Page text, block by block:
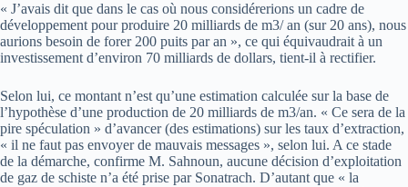
« J’avais dit que dans le cas où nous considérerions un cadre de
développement pour produire 20 milliards de m3/ an (sur 20 ans), nous
aurions besoin de forer 200 puits par an », ce qui équivaudrait à un
investissement d’environ 70 milliards de dollars, tient-il à rectifier.
Selon lui, ce montant n’est qu’une estimation calculée sur la base de
l’hypothèse d’une production de 20 milliards de m3/an. « Ce sera de la
pire spéculation » d’avancer (des estimations) sur les taux d’extraction,
« il ne faut pas envoyer de mauvais messages », selon lui. A ce stade
de la démarche, confirme M. Sahnoun, aucune décision d’exploitation
de gaz de schiste n’a été prise par Sonatrach. D’autant que « la